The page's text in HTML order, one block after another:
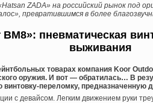
ZADA» на российский рынок под
превратившимся в более
пневматическая
выживания
товарах компания Koor
оружия. И вот — обратилась… В
переломку, предназначенную
с девайсом. Легким движением руки